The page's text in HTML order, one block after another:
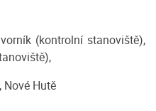
(kontrolní stanoviště),
Nové Hutě